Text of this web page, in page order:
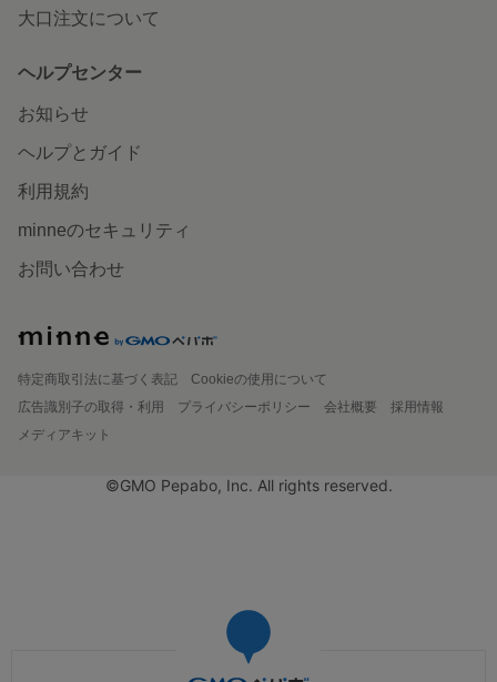
大口注文について
ヘルプセンター
お知らせ
ヘルプとガイド
利用規約
minneのセキュリティ
お問い合わせ
特定商取引法に基づく表記
Cookieの使用について
広告識別子の取得・利用
プライバシーポリシー 会社概要
採用情報
メディアキット
©GMO Pepabo, Inc. All rights reserved.